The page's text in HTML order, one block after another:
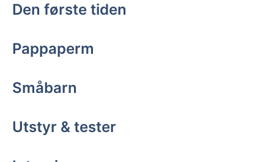
Den første tiden
Pappaperm
Småbarn
Utstyr & tester